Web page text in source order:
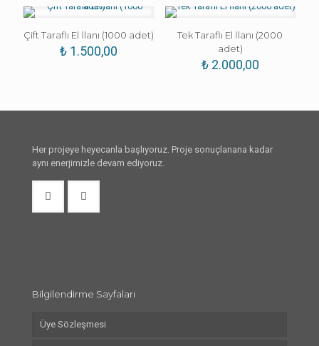
Çift Taraflı El İlanı (1000 adet)
₺ 1.500,00
Tek Taraflı El İlanı (2000
adet)
₺2.000,00
Her projeye heyecanla başlıyoruz. Proje sonuçlanana kadar
aynı enerjimizle devam ediyoruz.
Bilgilendirme Sayfaları
Üye Sözleşmesi